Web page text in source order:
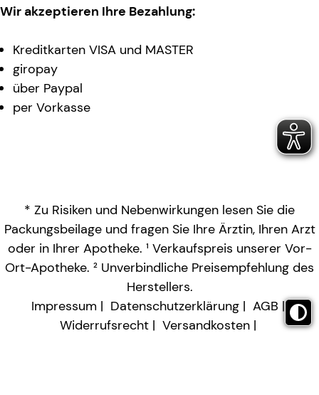
Wir akzeptieren Ihre Bezahlung:
Kreditkarten VISA und MASTER
giropay
über Paypal
per Vorkasse
* Zu Risiken und Nebenwirkungen lesen Sie die
Packungsbeilage und fragen Sie Ihre Ärztin, Ihren Arzt
oder in Ihrer Apotheke. ¹ Verkaufspreis unserer Vor-
Ort-Apotheke. ² Unverbindliche Preisempfehlung des
Herstellers.
Impressum
Datenschutzerklärung
AGB
Widerrufsrecht
Versandkosten